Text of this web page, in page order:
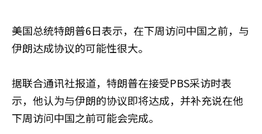
美国总统特朗普6日表示，在下周访问中国之前，与
伊朗达成协议的可能性很大。
据联合通讯社报道，特朗普在接受PBS采访时表
示，他认为与伊朗的协议即将达成，并补充说在他
下周访问中国之前可能会完成。